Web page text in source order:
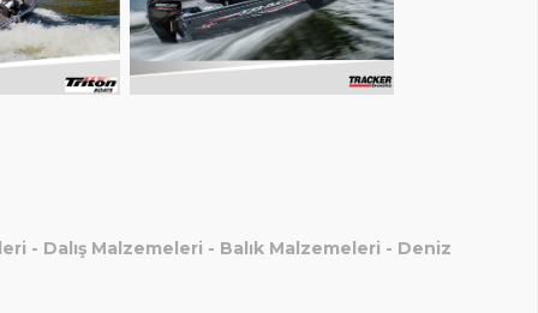
- Dalış Malzemeleri - Balık Malzemeleri - Deniz